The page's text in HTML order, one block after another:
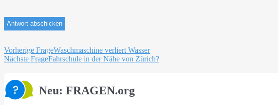
Beitragsnavigation
Vorherige FrageWaschmaschine verliert Wasser
Nächste FrageFahrschule in der Nähe von Zürich?
Neu: FRAGEN.org